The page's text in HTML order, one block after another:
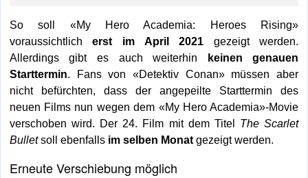
So soll «My Hero Academia: Heroes Rising»
voraussichtlich erst im April 2021 gezeigt werden.
Allerdings gibt es auch weiterhin keinen genauen
Starttermin. Fans von «Detektiv Conan» müssen aber
nicht befürchten, dass der angepeilte Starttermin des
neuen Films nun wegen dem «My Hero Academia»-Movie
verschoben wird. Der 24. Film mit dem Titel The Scarlet
Bulletsoll ebenfallsim selben Monatgezeigt werden.
Erneute Verschiebung möglich